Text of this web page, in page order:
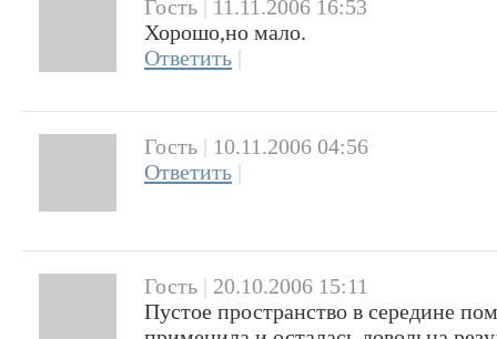
Гость
11.11.2006 16:53
Хорошо,но мало.
Ответить |
Гость | 10.11.2006 04:56
Ответить |
Гость | 20.10.2006 15:11
Пустое пространство в середине